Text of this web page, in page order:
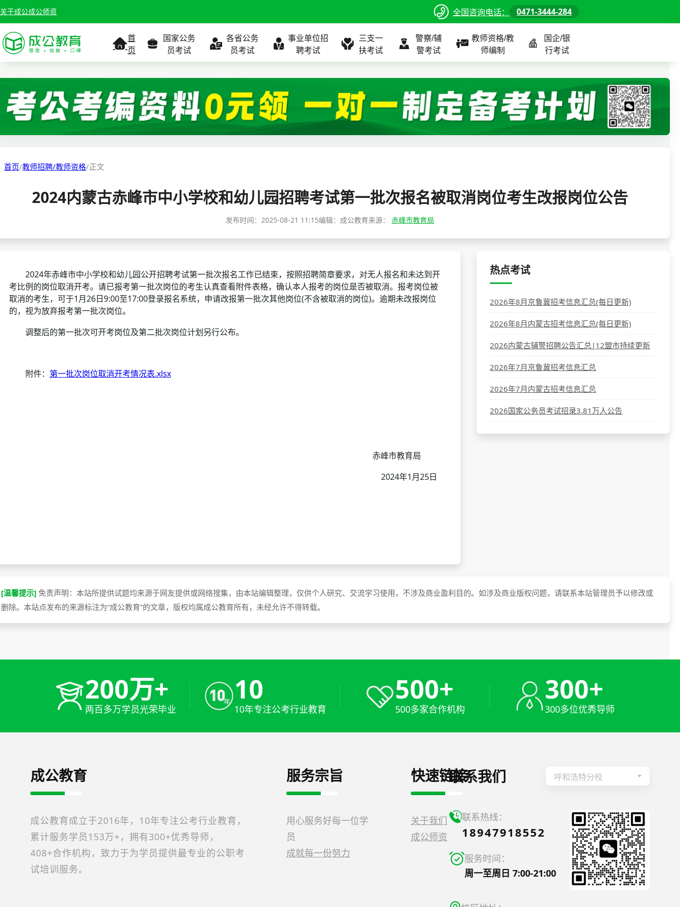
关于成公成公师资 全国咨询电话： 0471-3444-284
首
页
国家公务
员考试
考试公告
职位表
缴费确认
成绩查询
分数线
资格复审
面试补录
公务员课程
各省公务
员考试
考试公告
职位表
准考证打印
分数线
历年真题
全国
北京
内蒙古
公务员课程
事业单位招
聘考试
考试公告
职位表
准考证打印
考试政策
分数线
历年真题
全国
北京
内蒙古
事业单位课程
三支一
扶考试
考试公告
职位表
成绩查询
分数线
全国
北京
内蒙古
三支一扶课程
警察/辅
警考试
考试公告
职位表
面试补录
历年真题
全国
北京
内蒙古
警察/辅警课程
教师资格/教
师编制
考试公告
职位表
面试补录
历年真题
全国
北京
内蒙古
教师/资格课程
国企/银
行考试
考试公告
职位表
面试补录
历年真题
全国
北京
内蒙古
国企/银行课程
首页/教师招聘/教师资格/正文
2024内蒙古赤峰市中小学校和幼儿园招聘考试第一批次报名被取消岗位考生改报岗位公告
发布时间： 2025-08-21 11:15编辑：成公教育来源： 赤峰市教育局
2024年赤峰市中小学校和幼儿园公开招聘考试第一批次报名工作已结束，按照招聘简章要求，对无人报名和未达到开
考比例的岗位取消开考。请已报考第一批次岗位的考生认真查看附件表格，确认本人报考的岗位是否被取消。报考岗位被
取消的考生，可于1月26日9:00至17:00登录报名系统，申请改报第一批次其他岗位(不含被取消的岗位)。逾期未改报岗位
的，视为放弃报考第一批次岗位。
调整后的第一批次可开考岗位及第二批次岗位计划另行公布。
附件： 第一批次岗位取消开考情况表.xlsx
赤峰市教育局
2024年1月25日
热点考试
2026年8月京鲁冀招考信息汇总(每日更新)
2026年8月内蒙古招考信息汇总(每日更新)
2026内蒙古辅警招聘公告汇总|12盟市持续更新
2026年7月京鲁冀招考信息汇总
2026年7月内蒙古招考信息汇总
2026国家公务员考试招录3.81万人公告
[温馨提示] 免责声明：本站所提供试题均来源于网友提供或网络搜集，由本站编辑整理，仅供个人研究、交流学习使用，不涉及商业盈利目的。如涉及商业版权问题，请联系本站管理员予以修改或
删除。本站点发布的来源标注为“成公教育”的文章，版权均属成公教育所有，未经允许不得转载。
200万+
两百多万学员光荣毕业
10
10年专注公考行业教育
500+
500多家合作机构
300+
300多位优秀导师
成公教育
成公教育成立于2016年，10年专注公考行业教育，
累计服务学员153万+，拥有300+优秀导师，
408+合作机构，致力于为学员提供最专业的公职考
试培训服务。
服务宗旨
用心服务好每一位学
员
成就每一份努力
快速链接
关于我们
成公师资
联系我们 呼和浩特分校
联系热线：
18947918552
服务时间：
周一至周日 7:00-21:00